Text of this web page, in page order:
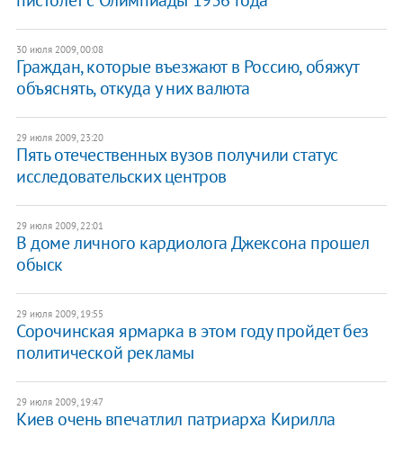
30 июля 2009, 00:08
Граждан, которые въезжают в Россию, обяжут
объяснять, откуда у них валюта
29 июля 2009, 23:20
Пять отечественных вузов получили статус
исследовательских центров
29 июля 2009, 22:01
В доме личного кардиолога Джексона прошел
обыск
29 июля 2009, 19:55
Сорочинская ярмарка в этом году пройдет без
политической рекламы
29 июля 2009, 19:47
Киев очень впечатлил патриарха Кирилла